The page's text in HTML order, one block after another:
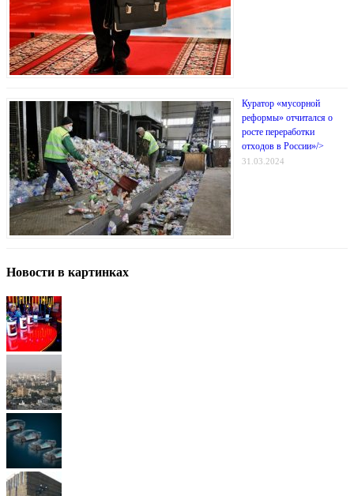
Куратор «мусорной
реформы» отчитался о
росте переработки
отходов в России»/>
31.03.2024
Новости в картинках